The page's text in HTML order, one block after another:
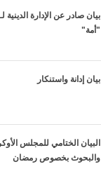
بيان صادر عن الإدارة الدينية
"أمة"
بيان إدانة واستنكار
البيان الختامي للمجلس
والبحوث بخصوص رمضان